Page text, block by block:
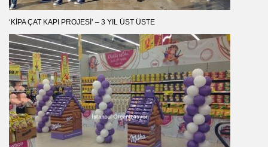
‘KIPA ÇAT KAPI PROJESI’ – 3 YIL ÜST ÜSTE